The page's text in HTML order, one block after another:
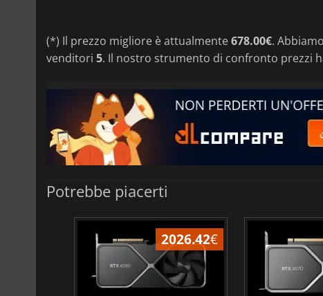
(*) Il prezzo migliore è attualmente678.00€.
venditori 5. Il nostro strumento di confronto prezzi
Potrebbe piacerti
2026.42€